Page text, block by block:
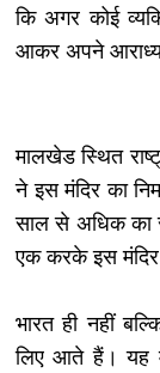
कि अगर कोई
आकर अपने आराध्य
मालखेड स्थित
ने इस मंदिर का
साल से अधिक का
एक करके इस मंदिर
भारत ही नहीं
लिए आते हैं। यह